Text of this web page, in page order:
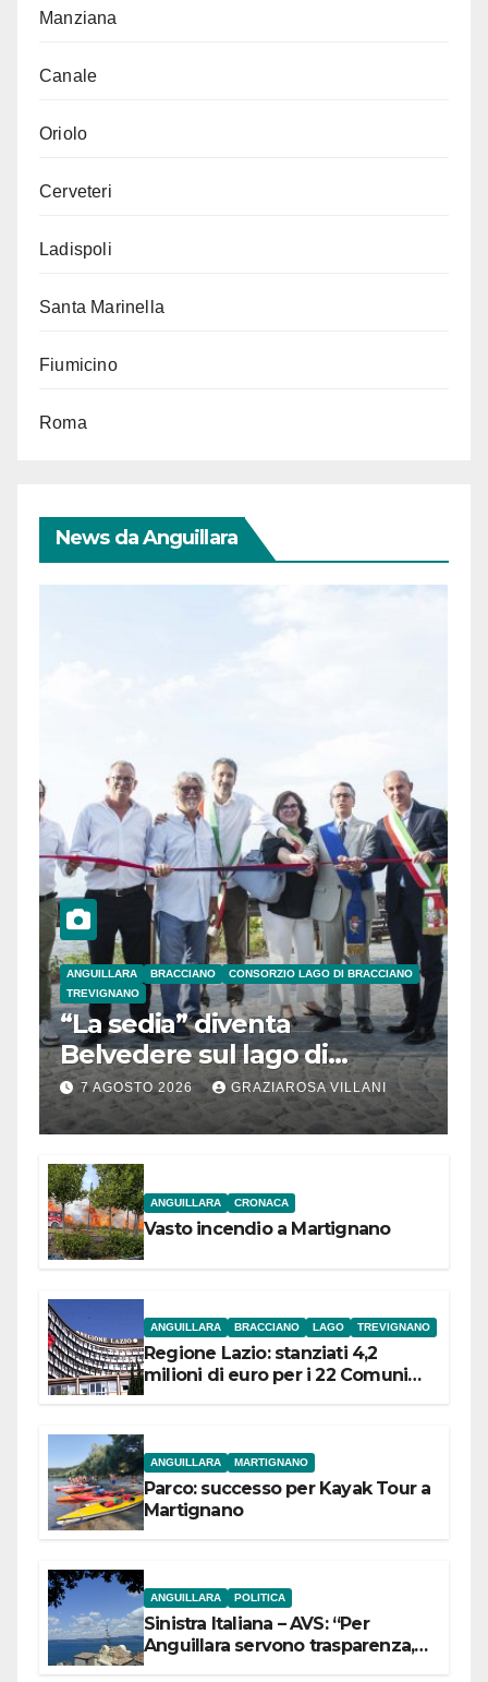
Manziana
Canale
Oriolo
Cerveteri
Ladispoli
Santa Marinella
Fiumicino
Roma
News da Anguillara
ANGUILLARA BRACCIANO
CONSORZIO LAGO DI BRACCIANO
TREVIGNANO
“La sedia” diventa
Belvedere sul lago di
Bracciano: ieri
l’inaugurazione
7 AGOSTO 2026 GRAZIAROSA VILLANI
ANGUILLARA CRONACA
Vasto incendio a Martignano
ANGUILLARA BRACCIANO LAGO TREVIGNANO
Regione Lazio: stanziati 4,2
milioni di euro per i 22 Comuni
ANGUILLARA MARTIGNANO
Parco: successo per Kayak Tour a
Martignano
ANGUILLARA POLITICA
Sinistra Italiana – AVS: “Per
Anguillara servono trasparenza,